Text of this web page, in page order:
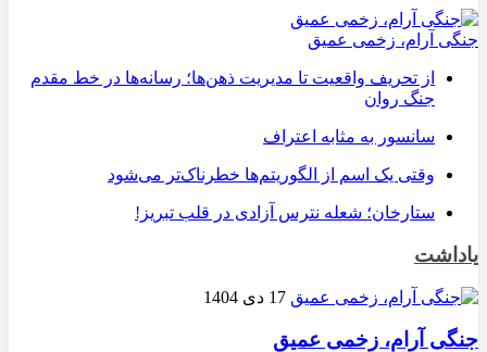
جنگی آرام، زخمی عمیق
از تحریف واقعیت تا مدیریت ذهن‌ها؛ رسانه‌ها در خط مقدم
جنگ روان
سانسور به مثابه اعتراف
وقتی یک اسم از الگوریتم‌ها خطرناک‌تر می‌شود
ستارخان؛ شعله نترس آزادی در قلب تبریز!
یاداشت
17 دی 1404
جنگی آرام، زخمی عمیق